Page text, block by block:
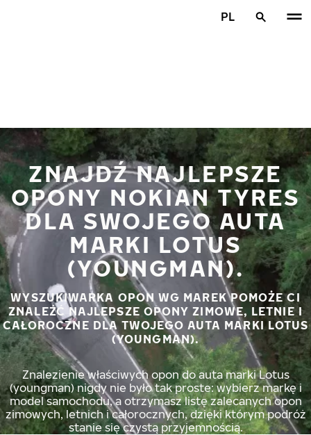
PL
ZNAJDŹ NAJLEPSZE
OPONY NOKIAN TYRES
DLA SWOJEGO AUTA
MARKI LOTUS
(YOUNGMAN).
WYSZUKIWARKA OPON WG MAREK POMOŻE CI
ZNALEŹĆ NAJLEPSZE OPONY ZIMOWE, LETNIE I
CAŁOROCZNE DLA TWOJEGO AUTA MARKI LOTUS
(YOUNGMAN).
Znalezienie właściwych opon do auta marki Lotus
(youngman) nigdy nie było tak proste: wybierz markę i
model samochodu, a otrzymasz listę zalecanych opon
zimowych, letnich i całorocznych, dzięki którym podróż
stanie się czystą przyjemnością.